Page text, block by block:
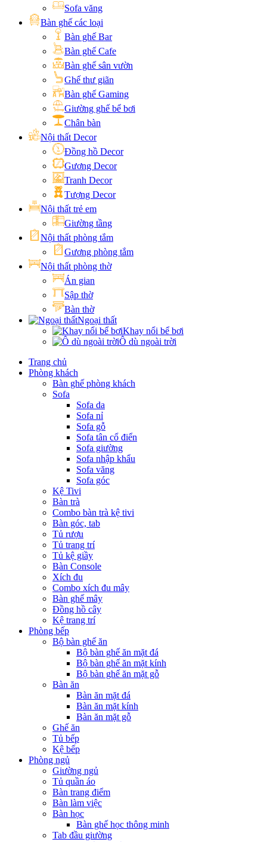
Sofa văng
Bàn ghế các loại
Bàn ghế Bar
Bàn ghế Cafe
Bàn ghế sân vườn
Ghế thư giãn
Bàn ghế Gaming
Giường ghế bể bơi
Chân bàn
Nội thất Decor
Đồng hồ Decor
Gương Decor
Tranh Decor
Tượng Decor
Nội thất trẻ em
Giường tầng
Nội thất phòng tắm
Gương phòng tắm
Nội thất phòng thờ
Án gian
Sập thờ
Bàn thờ
Ngoại thất
Khay nổi bể bơi
Ô dù ngoài trời
Trang chủ
Phòng khách
Bàn ghế phòng khách
Sofa
Sofa da
Sofa nỉ
Sofa gỗ
Sofa tân cổ điển
Sofa giường
Sofa nhập khẩu
Sofa văng
Sofa góc
Kệ Tivi
Bàn trà
Combo bàn trà kệ tivi
Bàn góc, tab
Tủ rượu
Tủ trang trí
Tủ kệ giầy
Bàn Console
Xích đu
Combo xích đu mây
Bàn ghế mây
Đồng hồ cây
Kệ trang trí
Phòng bếp
Bộ bàn ghế ăn
Bộ bàn ghế ăn mặt đá
Bộ bàn ghế ăn mặt kính
Bộ bàn ghế ăn mặt gỗ
Bàn ăn
Bàn ăn mặt đá
Bàn ăn mặt kính
Bàn ăn mặt gỗ
Ghế ăn
Tủ bếp
Kệ bếp
Phòng ngủ
Giường ngủ
Tủ quần áo
Bàn trang điểm
Bàn làm việc
Bàn học
Bàn ghế học thông minh
Tab đầu giường